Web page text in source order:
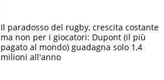
Il paradosso del rugby, crescita costante
ma non per i giocatori: Dupont (il più
pagato al mondo) guadagna solo 1,4
milioni all'anno